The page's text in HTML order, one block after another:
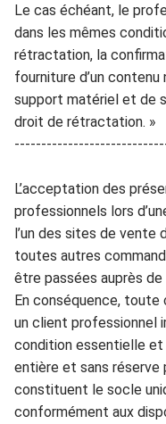
Le cas échéant, le
dans les mêmes
rétractation, la
fourniture d’un contenu
support matériel et de
droit de rétractation. »
L’acceptation des
professionnels lors d
l’un des sites de vente
toutes autres comman
être passées auprès de
En conséquence, toute
un client professionnel
condition essentielle
entière et sans réserve
constituent le socle
conformément aux dis